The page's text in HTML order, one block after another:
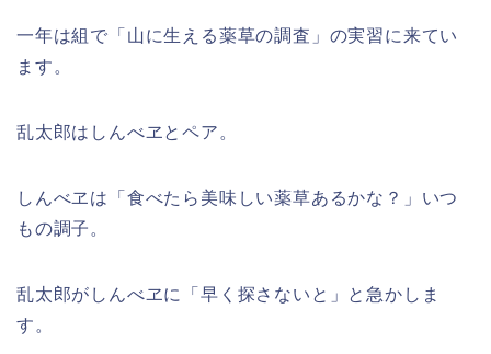
一年は組で「山に生える薬草の調査」の実習に来てい
ます。
乱太郎はしんべヱとペア。
しんべヱは「食べたら美味しい薬草あるかな？」いつ
もの調子。
乱太郎がしんべヱに「早く探さないと」と急かしま
す。